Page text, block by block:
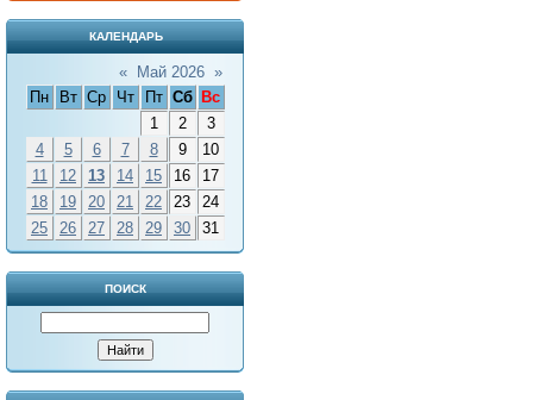
КАЛЕНДАРЬ
« Май 2026 »
Пн
Вт Ср Чт Пт Сб
Вс
1
2
3
4
5 6 7 8 9
10
11
12 13 14 15 16
17
18
19 20 21 22 23
24
25
26 27 28 29 30 31
ПОИСК